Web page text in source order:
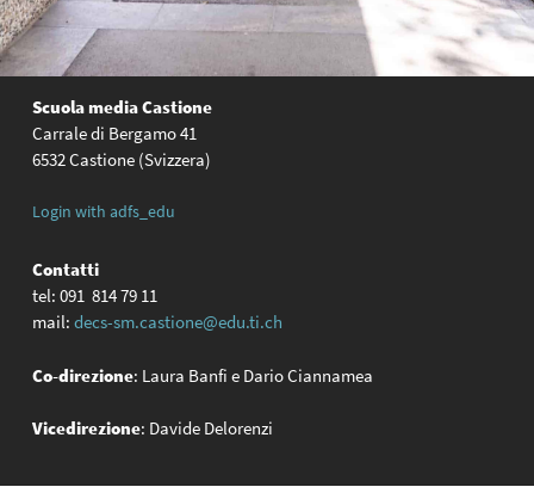
Scuola media Castione
Carrale di Bergamo 41
6532 Castione (Svizzera)
Login with adfs_edu
Contatti
tel: 091 814 79 11
mail: decs-sm.castione@edu.ti.ch
Co-direzione: Laura Banfi e Dario Ciannamea
Vicedirezione: Davide Delorenzi